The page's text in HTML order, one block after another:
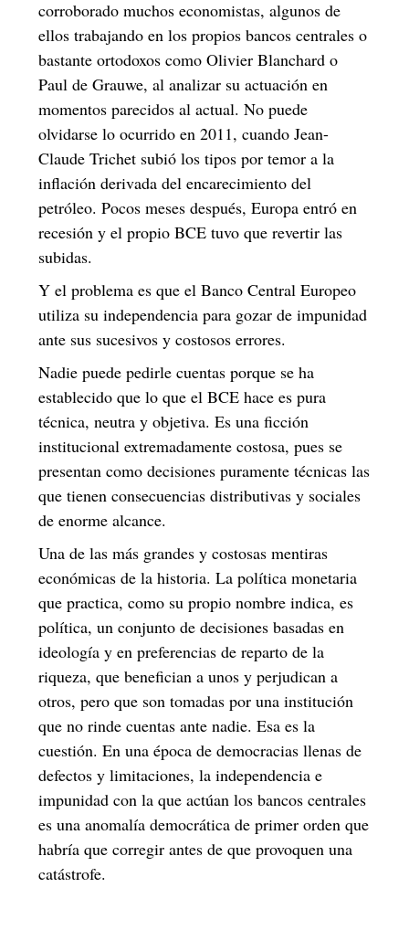
corroborado muchos economistas, algunos de
ellos trabajando en los propios bancos centrales o
bastante ortodoxos como Olivier Blanchard o
Paul de Grauwe, al analizar su actuación en
momentos parecidos al actual. No puede
olvidarse lo ocurrido en 2011, cuando Jean-
Claude Trichet subió los tipos por temor a la
inflación derivada del encarecimiento del
petróleo. Pocos meses después, Europa entró en
recesión y el propio BCE tuvo que revertir las
subidas.
Y el problema es que el Banco Central Europeo
utiliza su independencia para gozar de impunidad
ante sus sucesivos y costosos errores.
Nadie puede pedirle cuentas porque se ha
establecido que lo que el BCE hace es pura
técnica, neutra y objetiva. Es una ficción
institucional extremadamente costosa, pues se
presentan como decisiones puramente técnicas las
que tienen consecuencias distributivas y sociales
de enorme alcance.
Una de las más grandes y costosas mentiras
económicas de la historia. La política monetaria
que practica, como su propio nombre indica, es
política, un conjunto de decisiones basadas en
ideología y en preferencias de reparto de la
riqueza, que benefician a unos y perjudican a
otros, pero que son tomadas por una institución
que no rinde cuentas ante nadie. Esa es la
cuestión. En una época de democracias llenas de
defectos y limitaciones, la independencia e
impunidad con la que actúan los bancos centrales
es una anomalía democrática de primer orden que
habría que corregir antes de que provoquen una
catástrofe.